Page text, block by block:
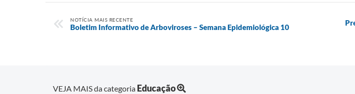
NOTÍCIA MAIS RECENTE
Boletim Informativo de Arboviroses – Semana Epidemiológica 10
VEJA MAIS da categoria Educação